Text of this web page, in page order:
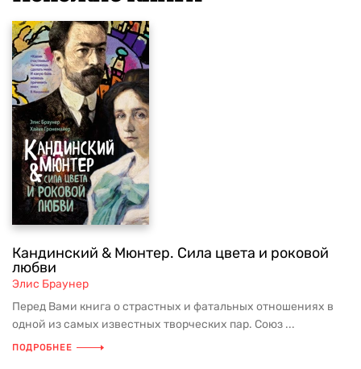
Кандинский & Мюнтер. Сила цвета и роковой
любви
Элис Браунер
Перед Вами книга о страстных и фатальных отношениях в
одной из самых известных творческих пар. Союз ...
ПОДРОБНЕЕ